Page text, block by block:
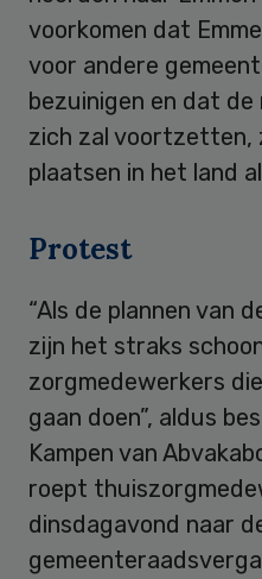
voorkomen dat
voor andere
bezuinigen en dat
zich zal voortzetten,
plaatsen in het land
Protest
“Als de plannen van
zijn het straks
zorgmedewerkers
gaan doen”, aldus
Kampen van
roept
dinsdagavond naar